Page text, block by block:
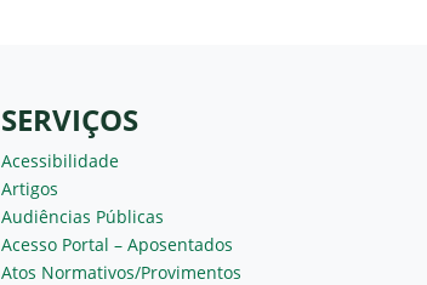
SERVIÇOS
Acessibilidade
Artigos
Audiências Públicas
Acesso Portal – Aposentados
Atos Normativos/Provimentos